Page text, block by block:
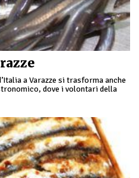
a Varazze si trasforma anche
dove i volontari della